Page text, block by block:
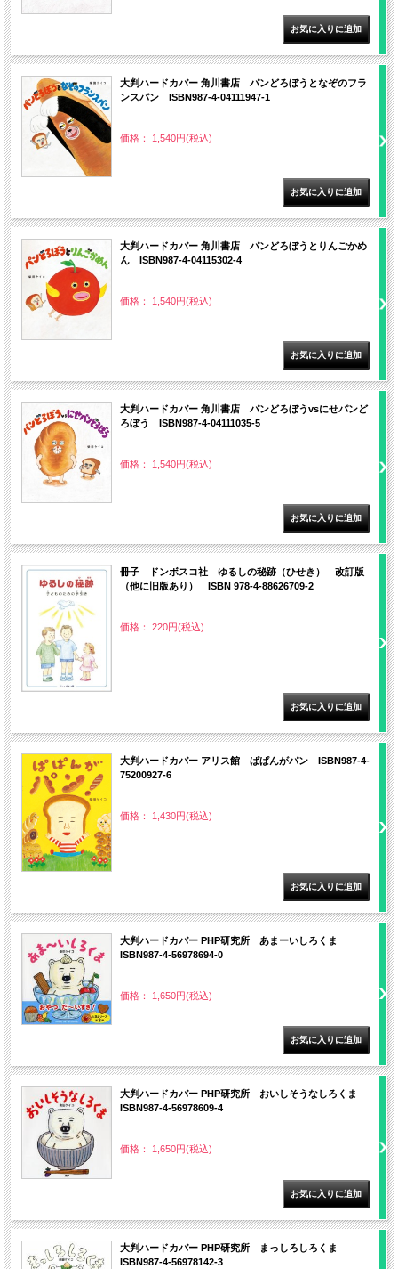
大判ハードカバー 角川書店 パンどろぼうとなぞのフラ
ンスパン ISBN987-4-04111947-1
価格： 1,540円(税込)
大判ハードカバー 角川書店 パンどろぼうとりんごかめ
ん ISBN987-4-04115302-4
価格： 1,540円(税込)
大判ハードカバー 角川書店 パンどろぼうvsにせパンど
ろぼう ISBN987-4-04111035-5
価格： 1,540円(税込)
冊子 ドンボスコ社 ゆるしの秘跡（ひせき） 改訂版
（他に旧版あり） ISBN 978-4-88626709-2
価格： 220円(税込)
大判ハードカバー アリス館 ぱぱんがパン ISBN987-4-
75200927-6
価格： 1,430円(税込)
大判ハードカバー PHP研究所 あまーいしろくま
ISBN987-4-56978694-0
価格： 1,650円(税込)
大判ハードカバー PHP研究所 おいしそうなしろくま
ISBN987-4-56978609-4
価格： 1,650円(税込)
大判ハードカバー PHP研究所 まっしろしろくま
ISBN987-4-56978142-3